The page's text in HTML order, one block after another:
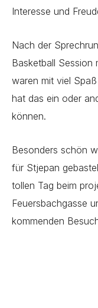
Interesse und
Nach der
Basketball Session
waren mit viel
hat das ein oder
können.
Besonders schön
für Stjepan
tollen Tag beim
Feuersbachgasse
kommenden